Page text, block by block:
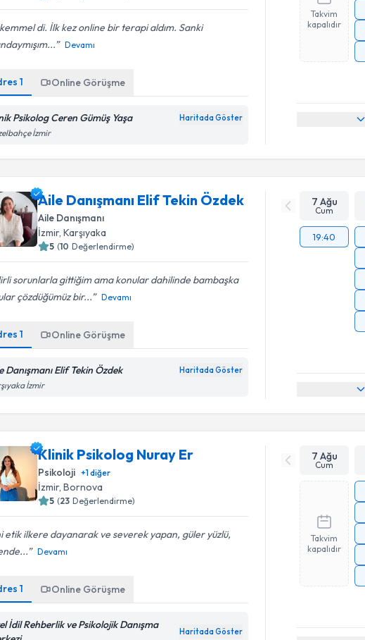
di. İlk kez online bir terapi aldım. Sanki
Devamı
1 Online Görüşme
Psikolog Ceren Gümüş Yaşa Haritada Göster
İzmir
Takvim
kapalıdır
Aile Danışmanı Elif Tekin Özdek
Aile Danışmanı
İzmir, Karşıyaka
5 (10 Değerlendirme)
sorunlarla gittiğim ama konular dahilinde bambaşka
çözdüğümüz bir...
Devamı
1 Online Görüşme
Danışmanı Elif Tekin Özdek Haritada Göster
İzmir
7 Ağu
Cum
19:40
Klinik Psikolog Nuray Er
Psikoloji +1diğer
İzmir, Bornova
5 (23 Değerlendirme)
etik ilkere dayanarak ve severek yapan, güler yüzlü,
Devamı
1 Online Görüşme
İdil Rehberlik ve Psikolojik Danışma
Haritada Göster
7 Ağu
Cum
Takvim
kapalıdır